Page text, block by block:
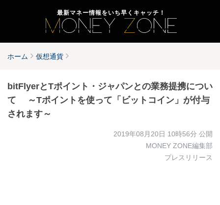
最新マネー情報をいち早くキャッチ！
ホーム 仮想通貨
bitFlyerとTポイント・ジャパンとの業務提携につい
て ～Tポイントを使って「ビットコイン」が付与
されます～
2019年08月20日 10時56分 公開
MONEY ZONE編集部
プレスリリース